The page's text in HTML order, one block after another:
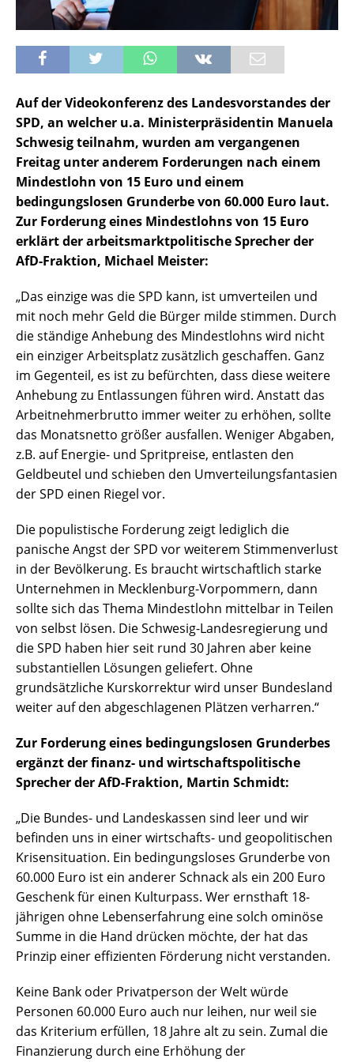
Auf der Videokonferenz des Landesvorstandes der
SPD, an welcher u.a. Ministerpräsidentin Manuela
Schwesig teilnahm, wurden am vergangenen
Freitag unter anderem Forderungen nach einem
Mindestlohn von 15 Euro und einem
bedingungslosen Grunderbe von 60.000 Euro laut.
Zur Forderung eines Mindestlohns von 15 Euro
erklärt der arbeitsmarktpolitische Sprecher der
AfD-Fraktion, Michael Meister:
„Das einzige was die SPD kann, ist umverteilen und
mit noch mehr Geld die Bürger milde stimmen. Durch
die ständige Anhebung des Mindestlohns wird nicht
ein einziger Arbeitsplatz zusätzlich geschaffen. Ganz
im Gegenteil, es ist zu befürchten, dass diese weitere
Anhebung zu Entlassungen führen wird. Anstatt das
Arbeitnehmerbrutto immer weiter zu erhöhen, sollte
das Monatsnetto größer ausfallen. Weniger Abgaben,
z.B. auf Energie- und Spritpreise, entlasten den
Geldbeutel und schieben den Umverteilungsfantasien
der SPD einen Riegel vor.
Die populistische Forderung zeigt lediglich die
panische Angst der SPD vor weiterem Stimmenverlust
in der Bevölkerung. Es braucht wirtschaftlich starke
Unternehmen in Mecklenburg-Vorpommern, dann
sollte sich das Thema Mindestlohn mittelbar in Teilen
von selbst lösen. Die Schwesig-Landesregierung und
die SPD haben hier seit rund 30 Jahren aber keine
substantiellen Lösungen geliefert. Ohne
grundsätzliche Kurskorrektur wird unser Bundesland
weiter auf den abgeschlagenen Plätzen verharren.“
Zur Forderung eines bedingungslosen Grunderbes
ergänzt der finanz- und wirtschaftspolitische
Sprecher der AfD-Fraktion, Martin Schmidt:
„Die Bundes- und Landeskassen sind leer und wir
befinden uns in einer wirtschafts- und geopolitischen
Krisensituation. Ein bedingungsloses Grunderbe von
60.000 Euro ist ein anderer Schnack als ein 200 Euro
Geschenk für einen Kulturpass. Wer ernsthaft 18-
jährigen ohne Lebenserfahrung eine solch ominöse
Summe in die Hand drücken möchte, der hat das
Prinzip einer effizienten Förderung nicht verstanden.
Keine Bank oder Privatperson der Welt würde
Personen 60.000 Euro auch nur leihen, nur weil sie
das Kriterium erfüllen, 18 Jahre alt zu sein. Zumal die
Finanzierung durch eine Erhöhung der